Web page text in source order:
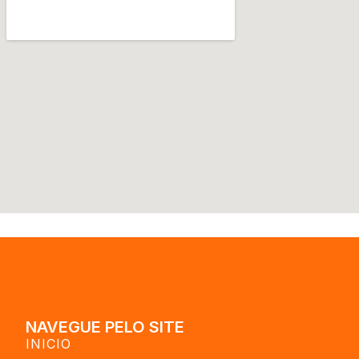
NAVEGUE PELO SITE
INICIO